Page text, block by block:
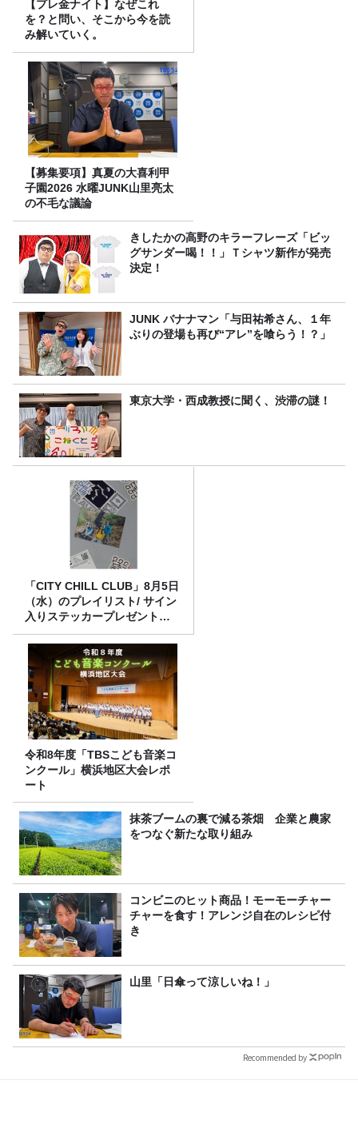
【プレ金ナイト】なぜこれ
を？と問い、そこから今を読
み解いていく。
【募集要項】真夏の大喜利甲
子園2026 水曜JUNK山里亮太
の不毛な議論
きしたかの高野のキラーフレーズ「ビッ
グサンダー喝！！」Ｔシャツ新作が発売
決定！
JUNK バナナマン「与田祐希さん、１年
ぶりの登場も再び“アレ”を喰らう！？」
東京大学・西成教授に聞く、渋滞の謎！
「CITY CHILL CLUB」8月5日
（水）のプレイリスト/ サイン
入りステッカープレゼント有
り
令和8年度「TBSこども音楽コ
ンクール」横浜地区大会レポ
ート
抹茶ブームの裏で減る茶畑 企業と農家
をつなぐ新たな取り組み
コンビニのヒット商品！モーモーチャー
チャーを食す！アレンジ自在のレシピ付
き
山里「日傘って涼しいね！」
Recommended by